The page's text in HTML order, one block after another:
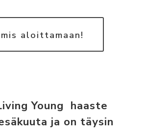
aloittamaan!
Young haaste
ja on täysin